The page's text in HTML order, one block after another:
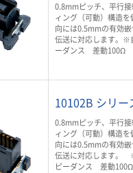
0.8mmピッチ、平行
ィング（可動）構造
向には0.5mmの有効
伝送に対応します。※
ーダンス 差動100Ω
10102B シリー
0.8mmピッチ、平行
ィング（可動）構造
向には0.5mmの有効
伝送に対応します。
ピーダンス 差動100Ω